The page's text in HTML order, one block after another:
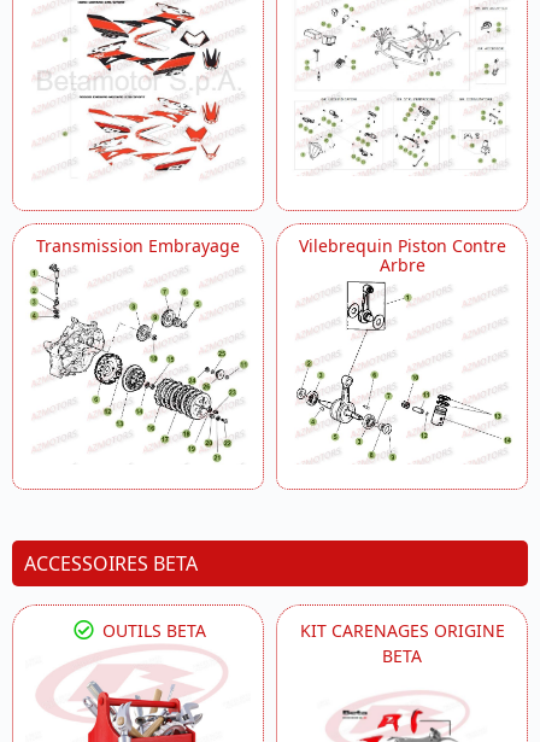
Transmission Embrayage
Vilebrequin Piston Contre
Arbre
ACCESSOIRES BETA
OUTILS BETA
KIT CARENAGES ORIGINE
BETA